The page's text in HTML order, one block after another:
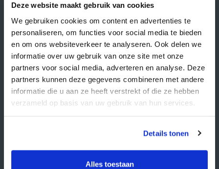
Deze website maakt gebruik van cookies
We gebruiken cookies om content en advertenties te
personaliseren, om functies voor social media te bieden
en om ons websiteverkeer te analyseren. Ook delen we
informatie over uw gebruik van onze site met onze
partners voor social media, adverteren en analyse. Deze
partners kunnen deze gegevens combineren met andere
informatie die u aan ze heeft verstrekt of die ze hebben
verzameld op basis van uw gebruik van hun services.
Details tonen
Alles toestaan
Contactgegevens
Supply Service B.V.
Nijverheidsstraat 25-K
3861 RJ Nijkerk
info@supplyservice.nl
+31 33 468 13 42
KvK nummer: 66384737